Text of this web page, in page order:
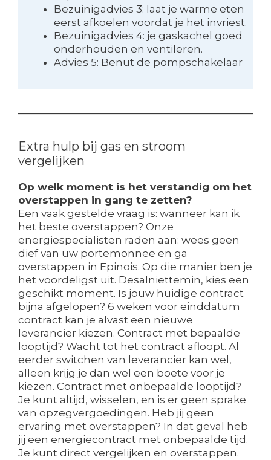
Bezuinigadvies 3: laat je warme eten
eerst afkoelen voordat je het invriest.
Bezuinigadvies 4: je gaskachel goed
onderhouden en ventileren.
Advies 5: Benut de pompschakelaar
Extra hulp bij gas en stroom
vergelijken
Op welk moment is het verstandig om het
overstappen in gang te zetten?
Een vaak gestelde vraag is: wanneer kan ik
het beste overstappen? Onze
energiespecialisten raden aan: wees geen
dief van uw portemonnee en ga
overstappen in Epinois. Op die manier ben je
het voordeligst uit. Desalniettemin, kies een
geschikt moment. Is jouw huidige contract
bijna afgelopen? 6 weken voor einddatum
contract kan je alvast een nieuwe
leverancier kiezen. Contract met bepaalde
looptijd? Wacht tot het contract afloopt. Al
eerder switchen van leverancier kan wel,
alleen krijg je dan wel een boete voor je
kiezen. Contract met onbepaalde looptijd?
Je kunt altijd, wisselen, en is er geen sprake
van opzegvergoedingen. Heb jij geen
ervaring met overstappen? In dat geval heb
jij een energiecontract met onbepaalde tijd.
Je kunt direct vergelijken en overstappen.